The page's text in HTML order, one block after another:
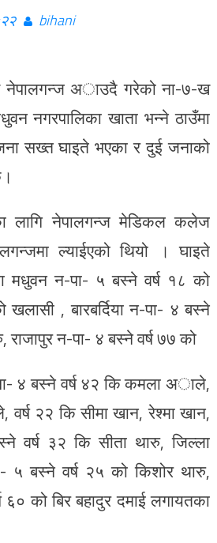
bihani
नेपालगन्ज अाउदै गरेको ना-७-ख
नगरपालिका खाता भन्ने ठाउँमा
सख्त घाइते भएका र दुई जनाको
लागि नेपालगन्ज मेडिकल कलेज
ल्याईएको थियो । घाइते
मधुवन न-पा- ५ बस्ने वर्ष १८ को
खलासी , बारबर्दिया न-पा- ४ बस्ने
राजापुर न-पा- ४ बस्ने वर्ष ७७ को
४ बस्ने वर्ष ४२ कि कमला अाले,
२२ कि सीमा खान, रेश्मा खान,
वर्ष ३२ कि सीता थारु, जिल्ला
५ बस्ने वर्ष २५ को किशोर थारु,
६० को बिर बहादुर दमाई लगायतका